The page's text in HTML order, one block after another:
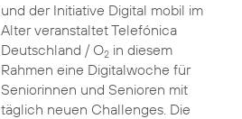
und der Initiative Digital mobil im
Alter veranstaltet Telefónica
Deutschland / O2in diesem
Rahmen eine Digitalwoche für
Seniorinnen und Senioren mit
täglich neuen Challenges. Die